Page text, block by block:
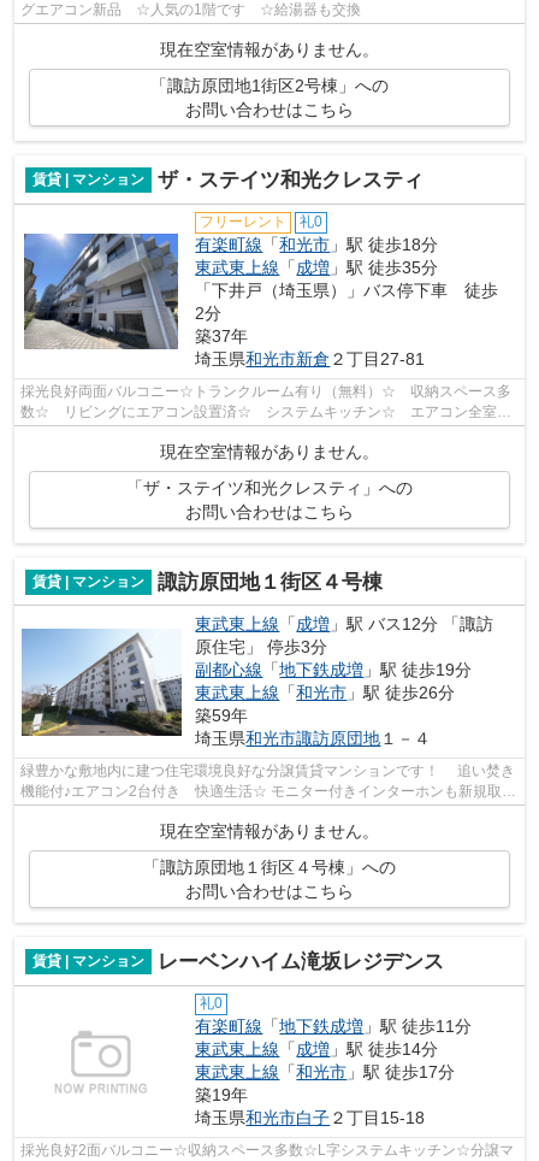
グエアコン新品 ☆人気の1階です ☆給湯器も交換
現在空室情報がありません。
「諏訪原団地1街区2号棟」への
お問い合わせはこちら
賃貸 | マンション ザ・ステイツ和光クレスティ
フリーレント 礼0
有楽町線 「和光市 」駅 徒歩18分
東武東上線 「成増 」駅 徒歩35分
「下井戸（埼玉県）」バス停下車 徒歩
2分
築37年
埼玉県和光市新倉 ２丁目27-81
採光良好両面バルコニー☆トランクルーム有り（無料）☆ 収納スペース多
数☆ リビングにエアコン設置済☆ システムキッチン☆ エアコン全室設
置可☆ 分譲マンションにつき管理体制良好☆...
現在空室情報がありません。
「ザ・ステイツ和光クレスティ」への
お問い合わせはこちら
賃貸 | マンション 諏訪原団地１街区４号棟
東武東上線 「成増 」駅 バス12分 「諏訪
原住宅」 停歩3分
副都心線 「地下鉄成増 」駅 徒歩19分
東武東上線 「和光市 」駅 徒歩26分
築59年
埼玉県和光市諏訪原団地１－４
緑豊かな敷地内に建つ住宅環境良好な分譲賃貸マンションです！ 追い焚き
機能付♪エアコン2台付き 快適生活☆ モニター付きインターホンも新規取付
現在空室情報がありません。
「諏訪原団地１街区４号棟」への
お問い合わせはこちら
賃貸 | マンション レーベンハイム滝坂レジデンス
礼0
有楽町線 「地下鉄成増 」駅 徒歩11分
東武東上線 「成増 」駅 徒歩14分
東武東上線 「和光市 」駅 徒歩17分
築19年
埼玉県和光市白子２丁目15-18
採光良好2面バルコニー☆収納スペース多数☆L字システムキッチン☆分譲マ